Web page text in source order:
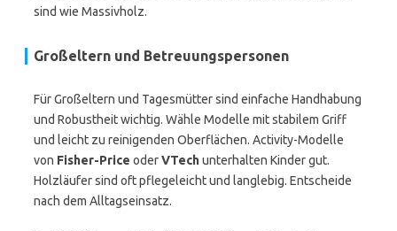
sind wie Massivholz.
Großeltern und Betreuungspersonen
Für Großeltern und Tagesmütter sind einfache Handhabung
und Robustheit wichtig. Wähle Modelle mit stabilem Griff
und leicht zu reinigenden Oberflächen. Activity-Modelle
von Fisher-Price oderVTechunterhalten Kinder gut.
Holzläufer sind oft pflegeleicht und langlebig. Entscheide
nach dem Alltagseinsatz.